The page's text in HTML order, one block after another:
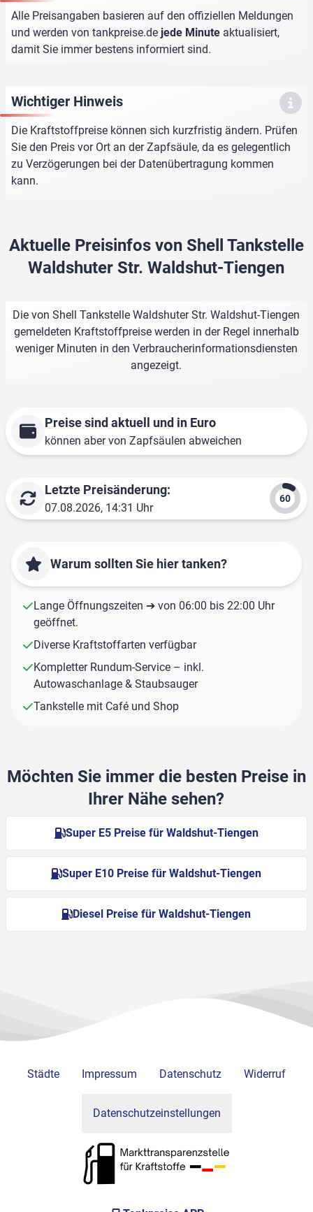
Alle Preisangaben basieren auf den offiziellen Meldungen
und werden von tankpreise.de jede Minute aktualisiert,
damit Sie immer bestens informiert sind.
Wichtiger Hinweis
Die Kraftstoffpreise können sich kurzfristig ändern. Prüfen
Sie den Preis vor Ort an der Zapfsäule, da es gelegentlich
zu Verzögerungen bei der Datenübertragung kommen
kann.
Aktuelle Preisinfos von Shell Tankstelle
Waldshuter Str. Waldshut-Tiengen
Die von Shell Tankstelle Waldshuter Str. Waldshut-Tiengen
gemeldeten Kraftstoffpreise werden in der Regel innerhalb
weniger Minuten in den Verbraucherinformationsdiensten
angezeigt.
Preise sind aktuell und in Euro
können aber von Zapfsäulen abweichen
Letzte Preisänderung:
07.08.2026, 14:31 Uhr
Warum sollten Sie hier tanken?
Lange Öffnungszeiten ➔ von 06:00 bis 22:00 Uhr
geöffnet.
Diverse Kraftstoffarten verfügbar
Kompletter Rundum-Service – inkl.
Autowaschanlage & Staubsauger
Tankstelle mit Café und Shop
Möchten Sie immer die besten Preise in
Ihrer Nähe sehen?
Super E5 Preise für Waldshut-Tiengen
Super E10 Preise für Waldshut-Tiengen
Diesel Preise für Waldshut-Tiengen
Städte Impressum Datenschutz Widerruf
Datenschutzeinstellungen